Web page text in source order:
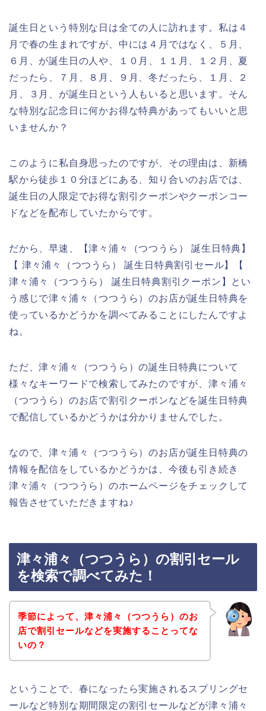
誕生日という特別な日は全ての人に訪れます。私は４
月で春の生まれですが、中には４月ではなく、５月、
６月、が誕生日の人や、１０月、１１月、１２月、夏
だったら、７月、８月、９月、冬だったら、１月、２
月、３月、が誕生日という人もいると思います。そん
な特別な記念日に何かお得な特典があってもいいと思
いませんか？
このように私自身思ったのですが、その理由は、新橋
駅から徒歩１０分ほどにある、知り合いのお店では、
誕生日の人限定でお得な割引クーポンやクーポンコー
ドなどを配布していたからです。
だから、早速、【津々浦々（つつうら） 誕生日特典】
【 津々浦々（つつうら） 誕生日特典割引セール】【
津々浦々（つつうら） 誕生日特典割引クーポン】とい
う感じで津々浦々（つつうら）のお店が誕生日特典を
使っているかどうかを調べてみることにしたんですよ
ね。
ただ、津々浦々（つつうら）の誕生日特典について
様々なキーワードで検索してみたのですが、津々浦々
（つつうら）のお店で割引クーポンなどを誕生日特典
で配信しているかどうかは分かりませんでした。
なので、津々浦々（つつうら）のお店が誕生日特典の
情報を配信をしているかどうかは、今後も引き続き
津々浦々（つつうら）のホームページをチェックして
報告させていただきますね♪
津々浦々（つつうら）の割引セール
を検索で調べてみた！
季節によって、津々浦々（つつうら）のお
店で割引セールなどを実施することってな
いの？
ということで、春になったら実施されるスプリングセ
ールなど特別な期間限定の割引セールなどが津々浦々